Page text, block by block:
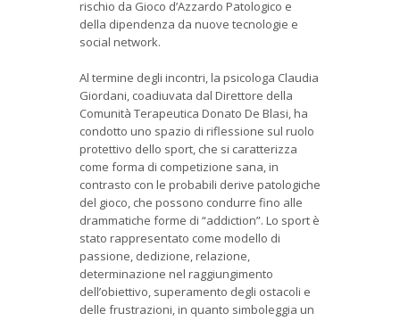
rischio da Gioco d’Azzardo Patologico e
della dipendenza da nuove tecnologie e
social network.
Al termine degli incontri, la psicologa Claudia
Giordani, coadiuvata dal Direttore della
Comunità Terapeutica Donato De Blasi, ha
condotto uno spazio di riflessione sul ruolo
protettivo dello sport, che si caratterizza
come forma di competizione sana, in
contrasto con le probabili derive patologiche
del gioco, che possono condurre fino alle
drammatiche forme di “addiction”. Lo sport è
stato rappresentato come modello di
passione, dedizione, relazione,
determinazione nel raggiungimento
dell’obiettivo, superamento degli ostacoli e
delle frustrazioni, in quanto simboleggia un